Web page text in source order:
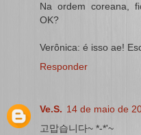
Na ordem coreana,
OK?
Verônica: é isso ae!
Responder
Ve.S. 14 de maio de
고맙습니다~ *-*'~